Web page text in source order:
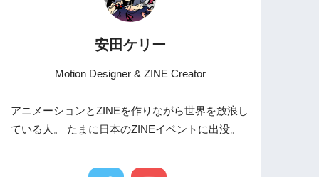
安田ケリー
Motion Designer & ZINE Creator
アニメーションとZINEを作りながら世界を放浪し
ている人。 たまに日本のZINEイベントに出没。